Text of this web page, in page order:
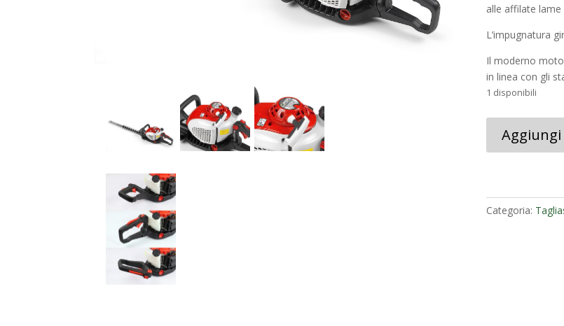
alle affilate
L’impugnatura
Il moderno
in linea con gli
1 disponibili
MGF
TS
Categoria: